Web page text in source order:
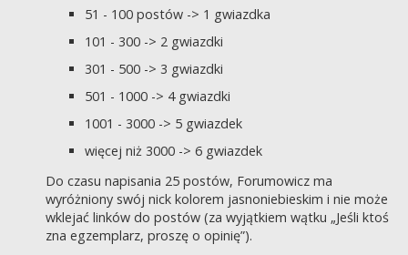
51 - 100 postów -> 1 gwiazdka
101 - 300 -> 2 gwiazdki
301 - 500 -> 3 gwiazdki
501 - 1000 -> 4 gwiazdki
1001 - 3000 -> 5 gwiazdek
więcej niż 3000 -> 6 gwiazdek
Do czasu napisania 25 postów, Forumowicz ma
wyróżniony swój nick kolorem jasnoniebieskim i nie może
wklejać linków do postów (za wyjątkiem wątku „Jeśli ktoś
zna egzemplarz, proszę o opinię”).